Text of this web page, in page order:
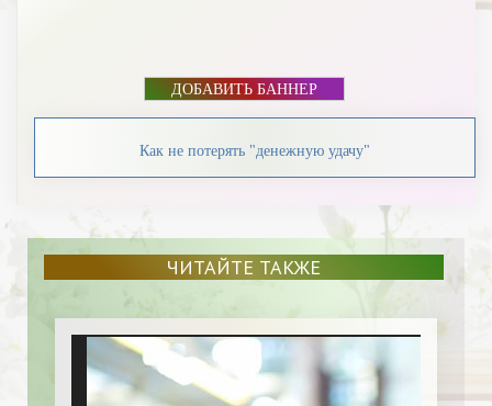
ДОБАВИТЬ БАННЕР
Как не потерять "денежную удачу"
ЧИТАЙТЕ ТАКЖЕ